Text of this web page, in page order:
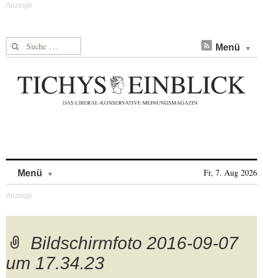
Suche nach: Menü
Menü Fr, 7. Aug 2026
Bildschirmfoto 2016-09-07
um 17.34.23